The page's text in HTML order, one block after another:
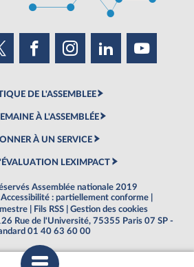
DE L'ASSEMBLEE
À L'ASSEMBLÉE
À UN SERVICE
LEXIMPACT
Assemblée nationale 2019
Accessibilité : partiellement conforme
Fils RSS
Gestion des cookies
Rue de l'Université, 75355 Paris 07 SP -
01 40 63 60 00